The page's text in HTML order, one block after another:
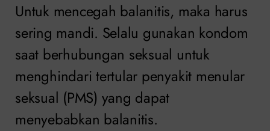
Untuk mencegah balanitis, maka harus
sering mandi. Selalu gunakan kondom
saat berhubungan seksual untuk
menghindari tertular penyakit menular
seksual (PMS) yang dapat
menyebabkan balanitis.